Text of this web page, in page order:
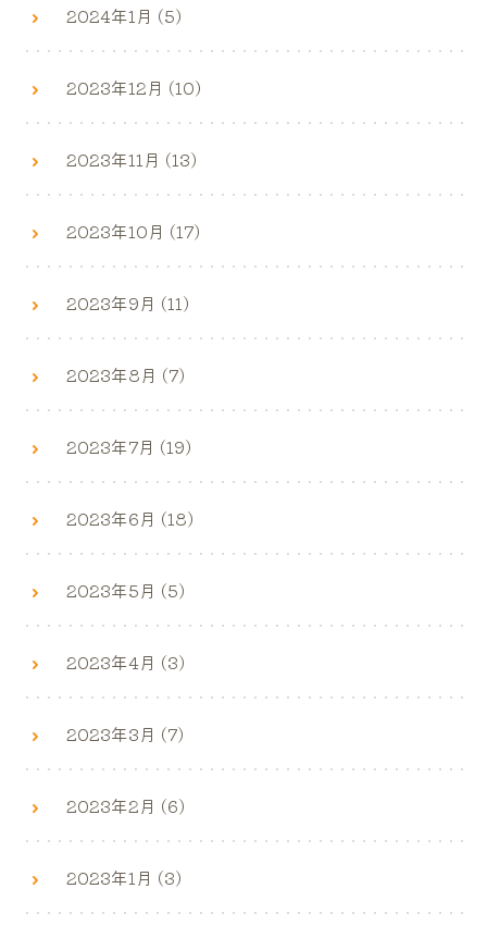
2024年1月 (5)
2023年12月 (10)
2023年11月 (13)
2023年10月 (17)
2023年9月 (11)
2023年8月 (7)
2023年7月 (19)
2023年6月 (18)
2023年5月 (5)
2023年4月 (3)
2023年3月 (7)
2023年2月 (6)
2023年1月 (3)